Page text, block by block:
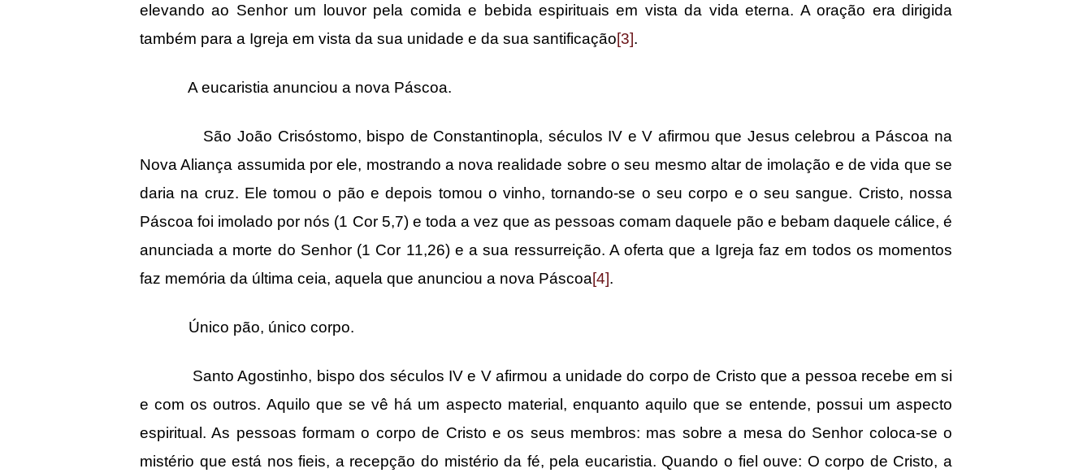
elevando ao Senhor um louvor pela comida e bebida espirituais em vista da vida eterna. A oração era dirigida
também para a Igreja em vista da sua unidade e da sua santificação[3].
A eucaristia anunciou a nova Páscoa.
São João Crisóstomo, bispo de Constantinopla, séculos IV e V afirmou que Jesus celebrou a Páscoa na
Nova Aliança assumida por ele, mostrando a nova realidade sobre o seu mesmo altar de imolação e de vida que se
daria na cruz. Ele tomou o pão e depois tomou o vinho, tornando-se o seu corpo e o seu sangue. Cristo, nossa
Páscoa foi imolado por nós (1 Cor 5,7) e toda a vez que as pessoas comam daquele pão e bebam daquele cálice, é
anunciada a morte do Senhor (1 Cor 11,26) e a sua ressurreição. A oferta que a Igreja faz em todos os momentos
faz memória da última ceia, aquela que anunciou a nova Páscoa[4].
Único pão, único corpo.
Santo Agostinho, bispo dos séculos IV e V afirmou a unidade do corpo de Cristo que a pessoa recebe em si
e com os outros. Aquilo que se vê há um aspecto material, enquanto aquilo que se entende, possui um aspecto
espiritual. As pessoas formam o corpo de Cristo e os seus membros: mas sobre a mesa do Senhor coloca-se o
mistério que está nos fieis, a recepção do mistério da fé, pela eucaristia. Quando o fiel ouve: O corpo de Cristo, a